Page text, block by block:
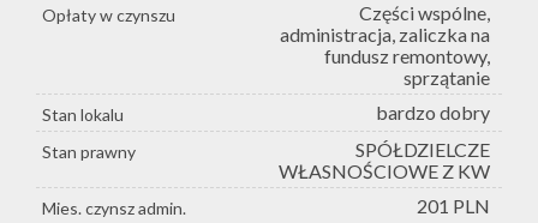
Opłaty w czynszu
Części wspólne,
administracja, zaliczka na
fundusz remontowy,
sprzątanie
Stan lokalu bardzo dobry
Stan prawny
SPÓŁDZIELCZE
WŁASNOŚCIOWE Z KW
Mies. czynsz admin. 201 PLN